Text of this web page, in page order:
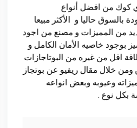
كوك من افضل أنواع
بالسوق حاليا و الأكثر مبيعا
من المميزات و مصنع من اجود
بوجود خاصيه الأمان الكامل و
اقل من غيره من البوتاجازات
ومن خلال مقال ريفيو عن بوتجاز
وعيوبه وبعض انواعه
بكل نوع .